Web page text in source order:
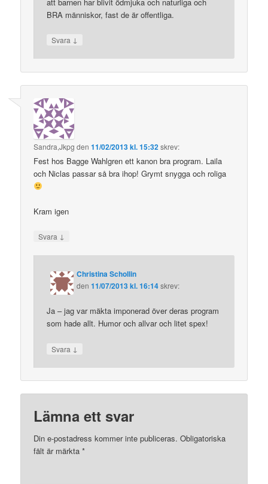
BRA människor, fast de är offentliga.
Svara ↓
Sandra,Jkpg den11/02/2013 kl. 15:32skrev:
Fest hos Bagge Wahlgren ett kanon bra program. Laila
och Niclas passar så bra ihop! Grymt snygga och roliga
Kram igen
Svara ↓
Christina Schollin
den11/07/2013 kl. 16:14skrev:
Ja – jag var mäkta imponerad över deras program
som hade allt. Humor och allvar och litet spex!
Svara ↓
Lämna ett svar
Din e-postadress kommer inte publiceras. Obligatoriska
fält är märkta*